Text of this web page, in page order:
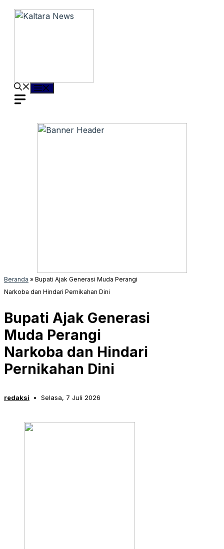
Langsung
Menu
Beranda » Bupati Ajak Generasi Muda Perangi
Narkoba dan Hindari Pernikahan Dini
Bupati Ajak Generasi
Muda Perangi
Narkoba dan Hindari
Pernikahan Dini
redaksi Selasa, 7 Juli 2026